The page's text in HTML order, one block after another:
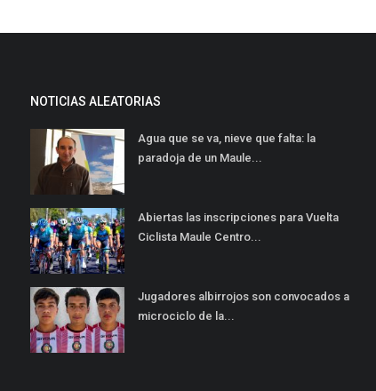
NOTICIAS ALEATORIAS
Agua que se va, nieve que falta: la
paradoja de un Maule...
Abiertas las inscripciones para Vuelta
Ciclista Maule Centro...
Jugadores albirrojos son convocados a
microciclo de la...